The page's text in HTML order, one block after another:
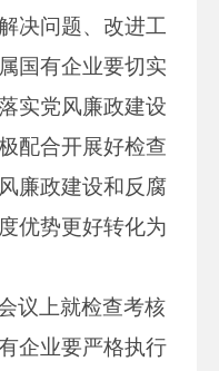
决问题、改进工
国有企业要切实
实党风廉政建设
配合开展好检查
廉政建设和反腐
优势更好转化为
议上就检查考核
企业要严格执行